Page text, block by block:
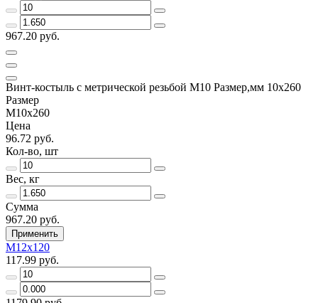
967.20 руб.
Винт-костыль с метрической резьбой М10 Размер,мм 10х260
Размер
М10х260
Цена
96.72 руб.
Кол-во, шт
Вес, кг
Сумма
967.20 руб.
Применить
М12х120
117.99 руб.